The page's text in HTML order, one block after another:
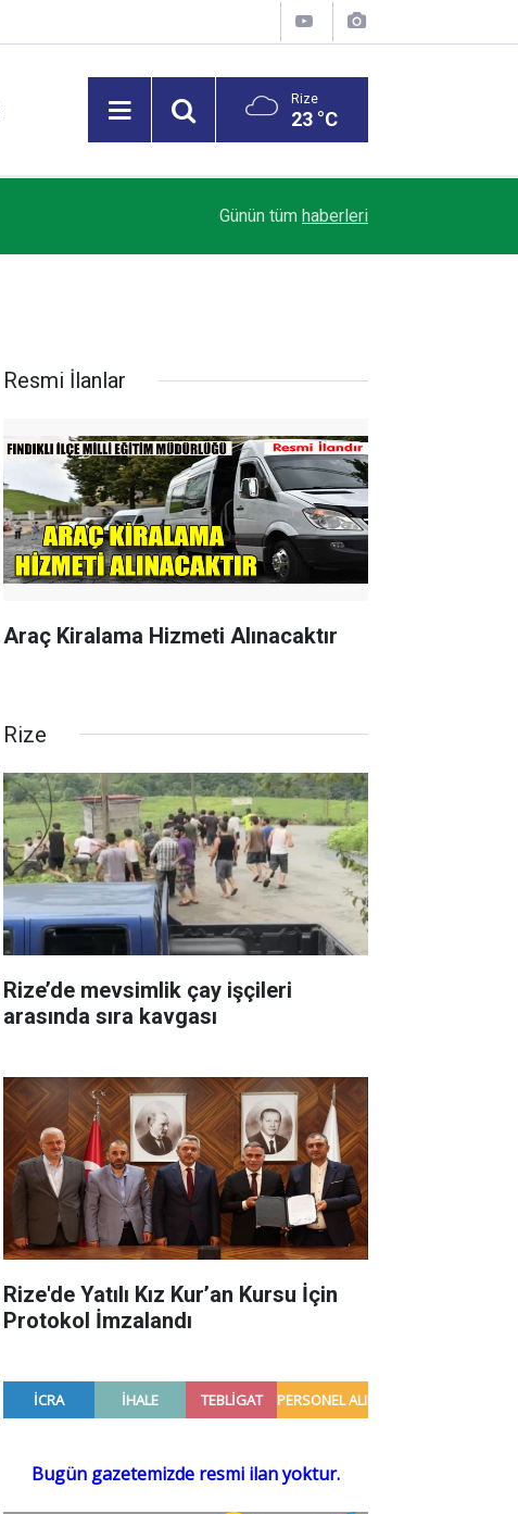
Rize
23 °C
Beşiktaş Çekya'dan İstanbul'a avantajlı dönüyor
Günün tüm haberleri
Resmi İlanlar
Araç Kiralama Hizmeti Alınacaktır
Rize
Rize’de mevsimlik çay işçileri
arasında sıra kavgası
Rize'de Yatılı Kız Kur’an Kursu İçin
Protokol İmzalandı